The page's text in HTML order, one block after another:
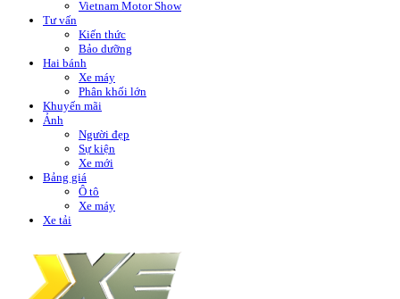
Vietnam Motor Show
Tư vấn
Kiến thức
Bảo dưỡng
Hai bánh
Xe máy
Phân khối lớn
Khuyến mãi
Ảnh
Người đẹp
Sự kiện
Xe mới
Bảng giá
Ô tô
Xe máy
Xe tải